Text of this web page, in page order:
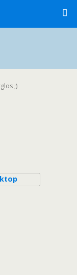
;)